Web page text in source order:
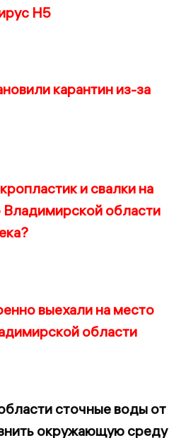
Н5
карантин из-за
и свалки на
Владимирской области
выехали на место
области
сточные воды от
окружающую среду